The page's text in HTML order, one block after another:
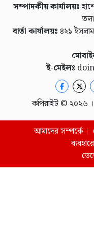
সম্পাদকীয় কার্যালয়ঃ
বার্তা কার্যালয়ঃ ৪২১
ই-মেইলঃ
কপিরাইট © ২০২৬ ।
আমাদের সম্পর্কে